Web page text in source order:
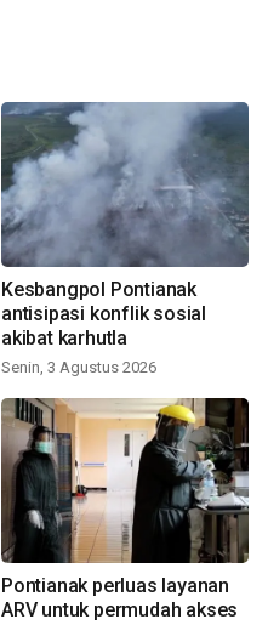
Kesbangpol Pontianak
antisipasi konflik sosial
akibat karhutla
Senin, 3 Agustus 2026
Pontianak perluas layanan
ARV untuk permudah akses